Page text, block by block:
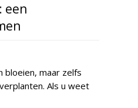
een
bloeien, maar zelfs
Als u weet